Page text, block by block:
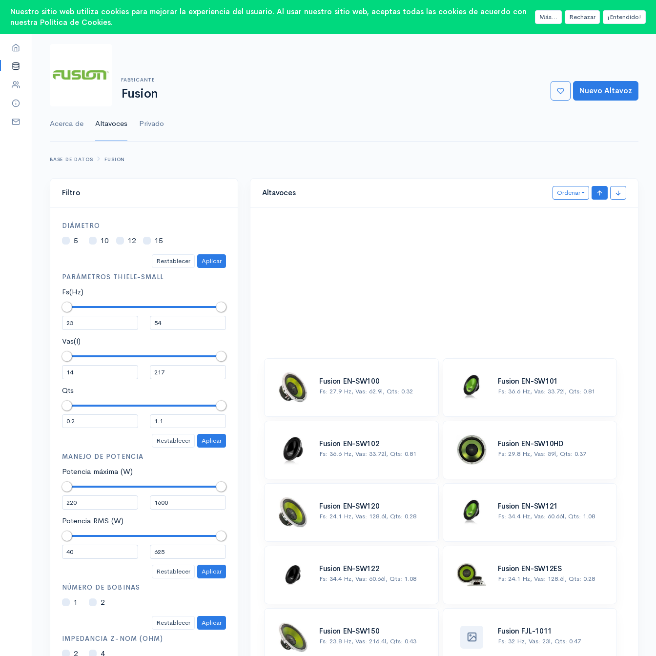
FABRICANTE
Fusion Nuevo Altavoz
Acerca de Altavoces Privado
BASE DE DATOS FUSION
Filtro
DIÁMETRO
5 10 12 15
Restablecer
Aplicar
PARÁMETROS THIELE-SMALL
Fs(Hz)
Vas(l)
Qts
Restablecer
Aplicar
MANEJO DE POTENCIA
Potencia máxima (W)
Potencia RMS (W)
Restablecer
Aplicar
NÚMERO DE BOBINAS
1 2
Restablecer
Aplicar
IMPEDANCIA Z-NOM (OHM)
2 4
Altavoces Ordenar
Fusion EN-SW100
Fs: 27.9 Hz, Vas: 62.9l, Qts: 0.32
Fusion EN-SW101
Fs: 36.6 Hz, Vas: 33.72l, Qts: 0.81
Fusion EN-SW102
Fs: 36.6 Hz, Vas: 33.72l, Qts: 0.81
Fusion EN-SW10HD
Fs: 29.8 Hz, Vas: 59l, Qts: 0.37
Fusion EN-SW120
Fs: 24.1 Hz, Vas: 128.6l, Qts: 0.28
Fusion EN-SW121
Fs: 34.4 Hz, Vas: 60.66l, Qts: 1.08
Fusion EN-SW122
Fs: 34.4 Hz, Vas: 60.66l, Qts: 1.08
Fusion EN-SW12ES
Fs: 24.1 Hz, Vas: 128.6l, Qts: 0.28
Fusion EN-SW150
Fs: 23.8 Hz, Vas: 216.4l, Qts: 0.43
Fusion FJL-1011
Fs: 32 Hz, Vas: 23l, Qts: 0.47
Nuestro sitio web utiliza cookies para mejorar la experiencia del usuario. Al usar nuestro sitio web, aceptas todas las cookies de acuerdo con
nuestra Política de Cookies.
Más... Rechazar ¡Entendido!